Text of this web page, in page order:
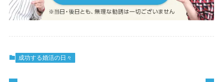
成功する婚活の日々